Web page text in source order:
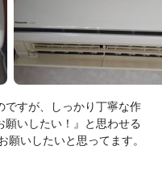
ですが、しっかり丁寧な作
いしたい！』と思わせる
いしたいと思ってます。